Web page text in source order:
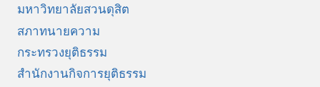
มหาวิทยาลัยสวนดุสิต
สภาทนายความ
กระทรวงยุติธรรม
สำนักงานกิจการยุติธรรม